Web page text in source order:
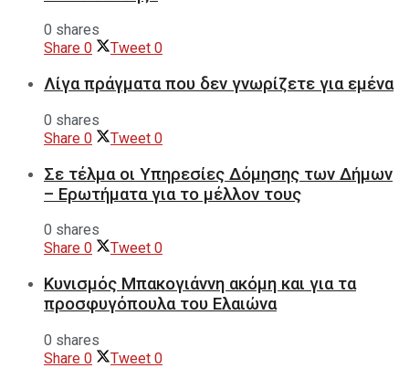
0 shares
Share 0 Tweet 0
Λίγα πράγματα που δεν γνωρίζετε για εμένα
0 shares
Share 0 Tweet 0
Σε τέλμα οι Υπηρεσίες Δόμησης των Δήμων
– Ερωτήματα για το μέλλον τους
0 shares
Share 0 Tweet 0
Κυνισμός Μπακογιάννη ακόμη και για τα
προσφυγόπουλα του Ελαιώνα
0 shares
Share 0 Tweet 0